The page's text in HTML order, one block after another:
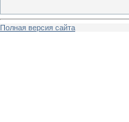
Полная версия сайта